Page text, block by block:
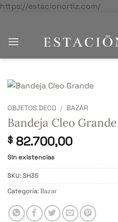
https://estacionortiz.com/Saltar
OBJETOS DECO / BAZAR
Bandeja Cleo Grande
$ 82.700,00
Sin existencias
SKU:SH35
Categoría:Bazar